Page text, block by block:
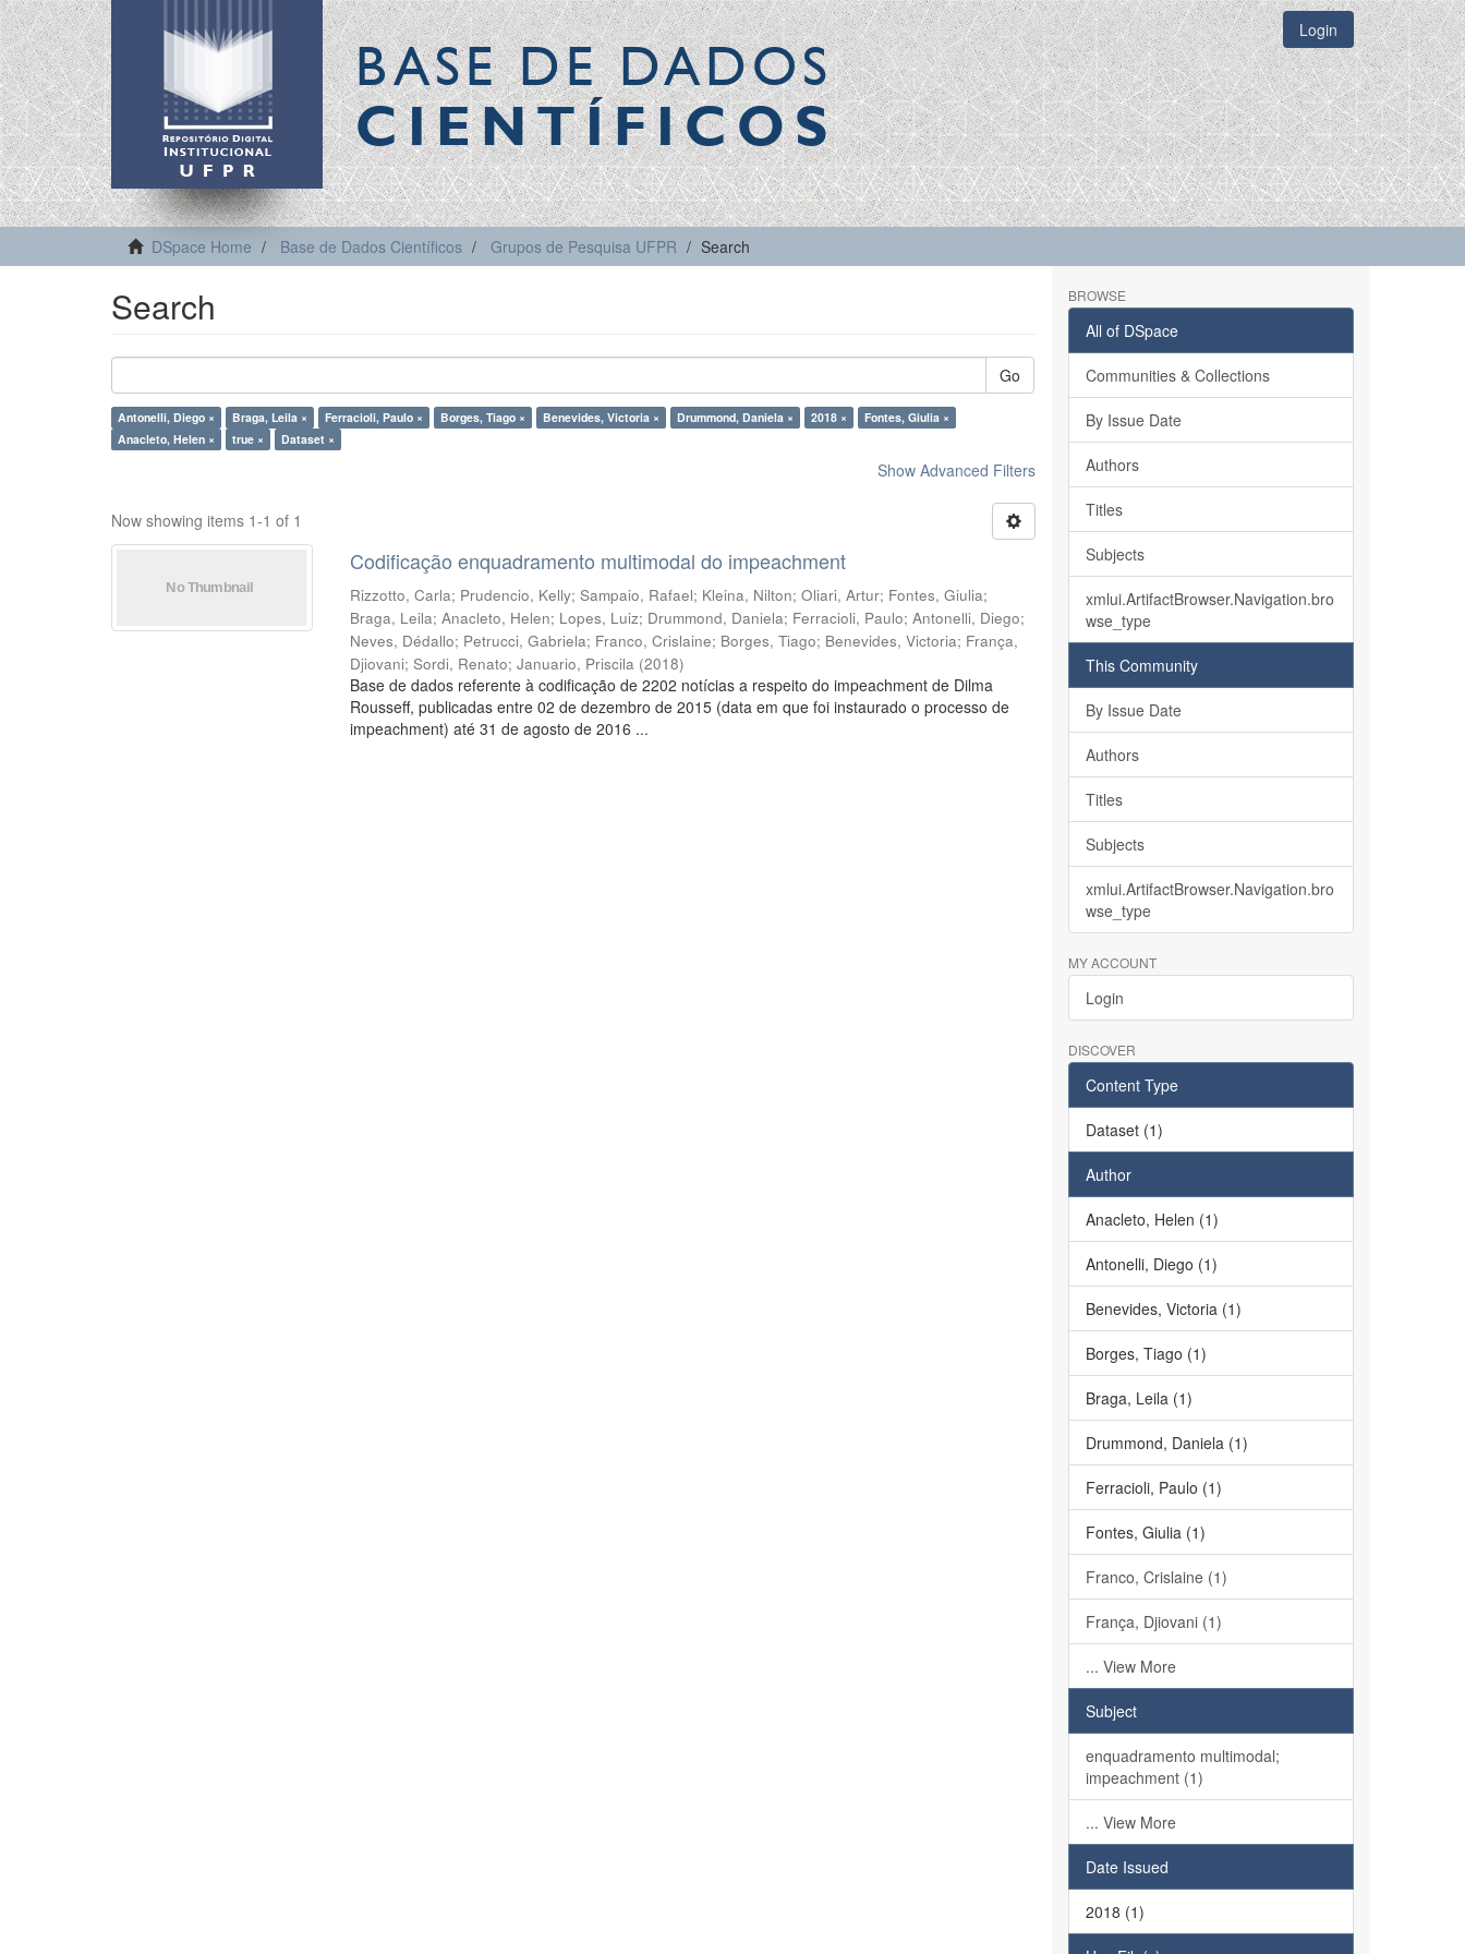
BASE DE DADOS
CIENTÍFICOS
Login
DSpace Home Base de Dados Científicos Grupos de Pesquisa UFPR Search
Search
Go
Antonelli, Diego × Braga, Leila × Ferracioli, Paulo × Borges, Tiago × Benevides, Victoria × Drummond, Daniela × 2018 ×
Fontes, Giulia ×
Anacleto, Helen ×
true × Dataset ×
Show Advanced Filters
Now showing items 1-1 of 1
Codificação enquadramento multimodal do impeachment
Rizzotto, Carla; Prudencio, Kelly;Sampaio, Rafael; Kleina, Nilton;Oliari, Artur; Fontes, Giulia;
Braga, Leila;Anacleto, Helen; Lopes, Luiz; Drummond, Daniela; Ferracioli, Paulo;Antonelli, Diego;
Neves, Dédallo; Petrucci, Gabriela; Franco, Crislaine; Borges, Tiago; Benevides, Victoria; França,
Djiovani;Sordi, Renato;Januario, Priscila (2018)
Base de dados referente à codificação de 2202 notícias a respeito do impeachment de Dilma
Rousseff, publicadas entre 02 de dezembro de 2015 (data em que foi instaurado o processo de
impeachment) até 31 de agosto de 2016 ...
BROWSE
All of DSpace
Communities & Collections
By Issue Date
Authors
Titles
Subjects
xmlui.ArtifactBrowser.Navigation.bro
wse_type
This Community
By Issue Date
Authors
Titles
Subjects
xmlui.ArtifactBrowser.Navigation.bro
wse_type
MY ACCOUNT
Login
DISCOVER
Content Type
Dataset (1)
Author
Anacleto, Helen (1)
Antonelli, Diego (1)
Benevides, Victoria (1)
Borges, Tiago (1)
Braga, Leila (1)
Drummond, Daniela (1)
Ferracioli, Paulo (1)
Fontes, Giulia (1)
Franco, Crislaine (1)
França, Djiovani (1)
... View More
Subject
enquadramento multimodal;
impeachment (1)
... View More
Date Issued
2018 (1)